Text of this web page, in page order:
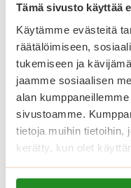
Tämä sivusto käyttää
Käytämme evästeitä
räätälöimiseen,
tukemiseen ja
jaamme sosiaalisen
alan
sivustoamme.
tietoja muihin tietoihin,
kerätty, kun olet
Lue lisää evästeistä:
mukaan omilla
ja tavaroillasi.
nykyaikainen
kylpyhuone.
yleistiloista
kirjasto,
kuntosali.